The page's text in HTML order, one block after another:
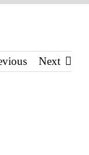
Next